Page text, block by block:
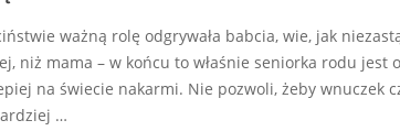
ważną rolę odgrywała babcia, wie, jak
niż mama – w końcu to właśnie seniorka rodu jest
na świecie nakarmi. Nie pozwoli, żeby wnuczek
…